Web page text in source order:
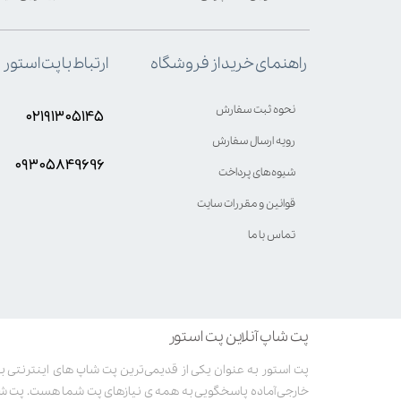
پت شاپ آنلاین پت استور
خارجی آماده پاسخگویی به همه ی نیازهای پت شما هست. پت
راهنمای خرید از فروشگاه
نحوه ثبت سفارش
رویه ارسال سفارش
شیوه‌های پرداخت
قوانین و مقررات سایت
تماس با ما
ارتباط با پت استور
۰۲۱۹۱۳۰۵۱۴۵
۰۹۳۰۵8۴9696